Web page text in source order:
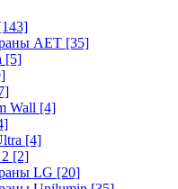
AET [35]
[5]
Wall [4]
[4]
[2]
LG [20]